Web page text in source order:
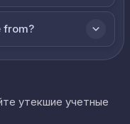
from?
утекшие учетные